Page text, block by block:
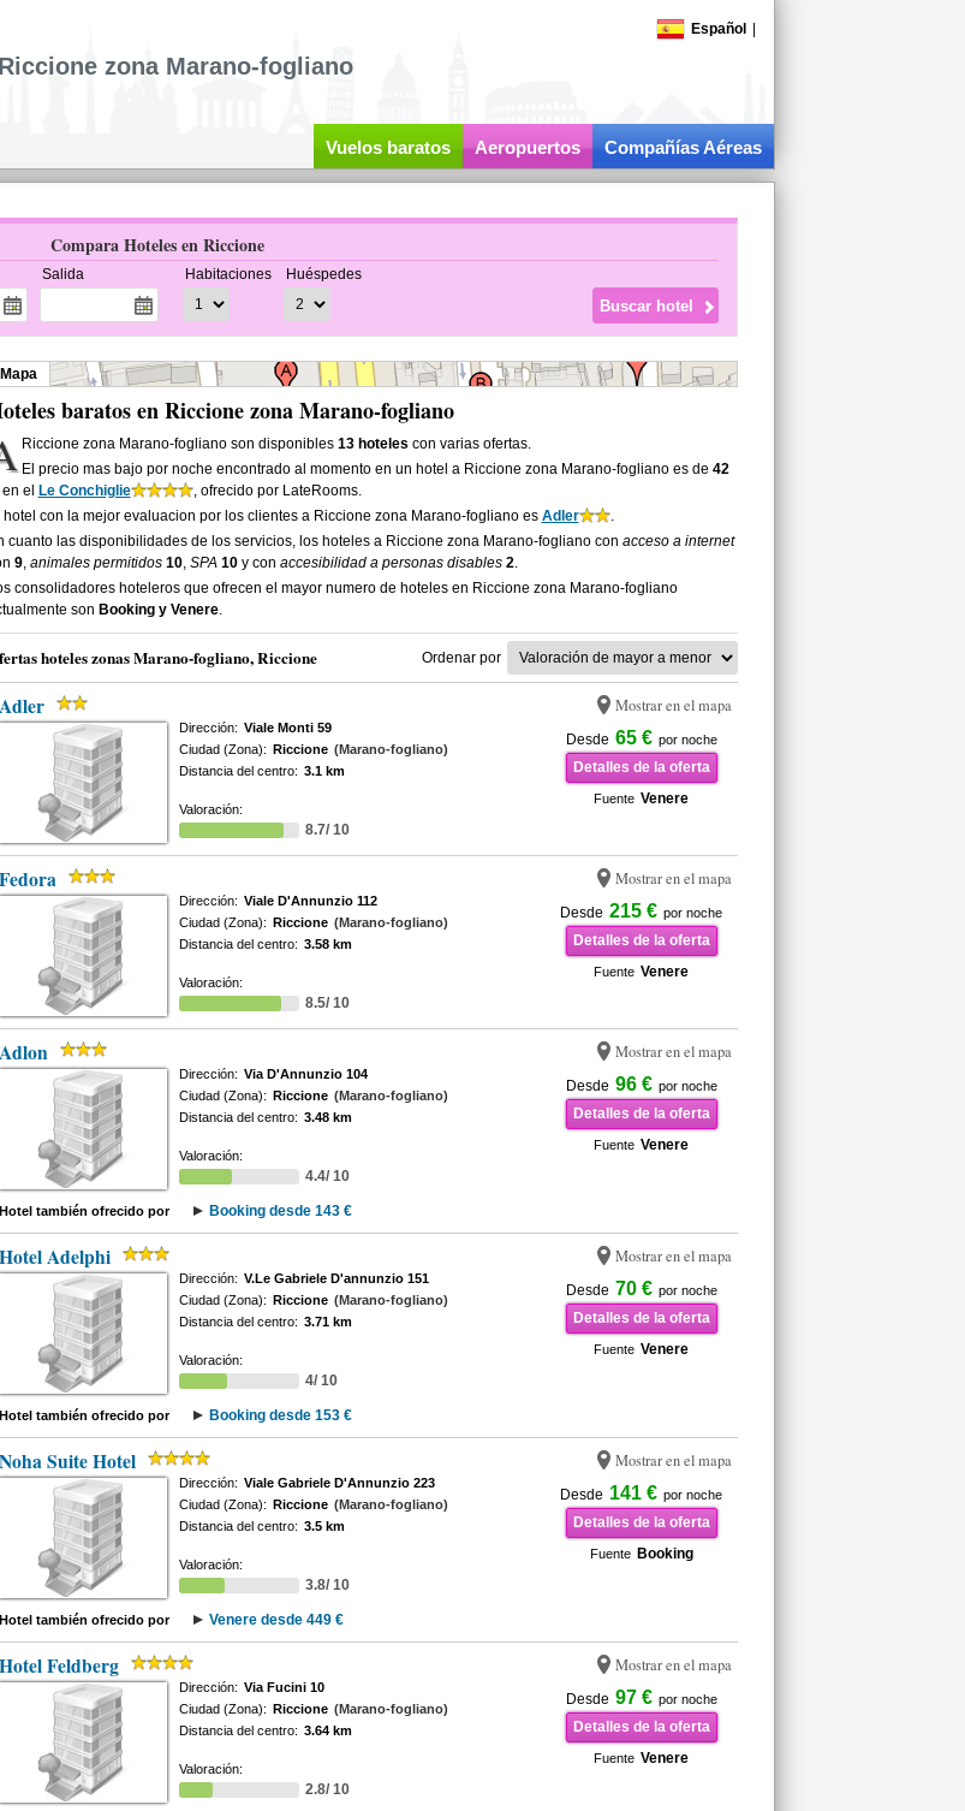
Español
zona Marano-fogliano
Vuelos baratos Aeropuertos Compañías Aéreas
Compara Hoteles en Riccione
Salida Habitaciones Huéspedes
Mapa
baratos en Riccione zona Marano-fogliano
Riccione zona Marano-fogliano son disponibles13 hoteles con varias ofertas.
El precio mas bajo por noche encontrado al momento en un hotel a Riccione zona Marano-fogliano es de42
el Le Conchiglie
, ofrecido por LateRooms.
hotel con la mejor evaluacion por los clientes a Riccione zona Marano-fogliano es Adler
.
cuanto las disponibilidades de los servicios, los hoteles a Riccione zona Marano-fogliano con acceso a internet
9, animales permitidos 10, SPA 10y con accesibilidad a personas disables 2.
consolidadores hoteleros que ofrecen el mayor numero de hoteles en Riccione zona Marano-fogliano
son Booking y Venere.
hoteles zonas Marano-fogliano, Riccione Ordenar por
Adler Mostrar en el mapa
Desde 65 € por noche
Detalles de la oferta
Fuente Venere
Dirección: Viale Monti 59
Ciudad (Zona): Riccione (Marano-fogliano)
Distancia del centro: 3.1 km
Valoración:
8.7/ 10
Fedora Mostrar en el mapa
Desde 215 € por noche
Detalles de la oferta
Fuente Venere
Dirección: Viale D'Annunzio 112
Ciudad (Zona): Riccione (Marano-fogliano)
Distancia del centro: 3.58 km
Valoración:
8.5/ 10
Adlon Mostrar en el mapa
Desde 96 € por noche
Detalles de la oferta
Fuente Venere
Dirección: Via D'Annunzio 104
Ciudad (Zona): Riccione (Marano-fogliano)
Distancia del centro: 3.48 km
Valoración:
4.4/ 10
Hotel también ofrecido por Booking desde 143 €
Hotel Adelphi Mostrar en el mapa
Desde 70 € por noche
Detalles de la oferta
Fuente Venere
Dirección: V.Le Gabriele D'annunzio 151
Ciudad (Zona): Riccione (Marano-fogliano)
Distancia del centro: 3.71 km
Valoración:
4/ 10
Hotel también ofrecido por Booking desde 153 €
Noha Suite Hotel Mostrar en el mapa
Desde 141 € por noche
Detalles de la oferta
Fuente Booking
Dirección: Viale Gabriele D'Annunzio 223
Ciudad (Zona): Riccione (Marano-fogliano)
Distancia del centro: 3.5 km
Valoración:
3.8/ 10
Hotel también ofrecido por Venere desde 449 €
Hotel Feldberg Mostrar en el mapa
Desde 97 € por noche
Detalles de la oferta
Fuente Venere
Dirección: Via Fucini 10
Ciudad (Zona): Riccione (Marano-fogliano)
Distancia del centro: 3.64 km
Valoración:
2.8/ 10